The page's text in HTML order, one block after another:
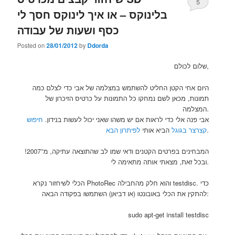
בלינוקס – או איך לינוקס חסך לי
כסף ושעות של עבודה
Posted on28/01/2012by Ddorda
5
שלום לכולם,
היום אחי הקטן החליט להשתמש במצלמה של אבי כדי לצלם כמה
תמונות, מכאן לשם נמחקו כל התמונות על כרטיס הזיכרון של
המצלמה.
אבי פנה אלי כדי לראות אם יש משהו שאני יכול לעשות בנידון. חיפוש
קצרצר בגוגל הביא אותילפיתרון הבא .
המבחינים בפרטים הקטנים ודאי שמו לב שהתוצאה עתיקה, מ־2007!
ובכל זאת, מצאתי אותה מתאימה לי.
הכלי לשיחזור נקרא PhotoRec והוא חלק מהחבילה testdisc. כדי
להתקין את הכלי באובונטו (או דביאן) השתמשו בפקודה הבאה:
sudo apt-get install testdisc